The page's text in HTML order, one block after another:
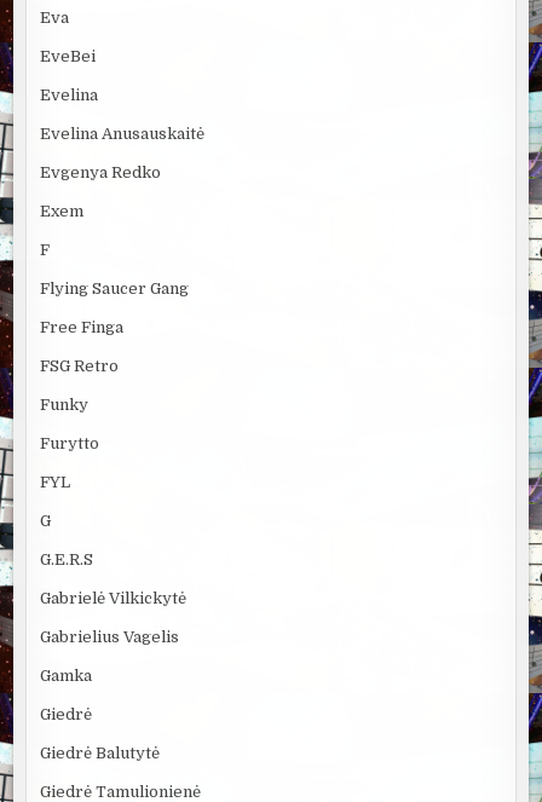
Eva
EveBei
Evelina
Evelina Anusauskaitė
Evgenya Redko
Exem
F
Flying Saucer Gang
Free Finga
FSG Retro
Funky
Furytto
FYL
G
G.E.R.S
Gabrielė Vilkickytė
Gabrielius Vagelis
Gamka
Giedrė
Giedrė Balutytė
Giedrė Tamulionienė